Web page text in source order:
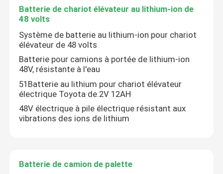
Batterie de chariot élévateur au lithium-ion de
48 volts
Système de batterie au lithium-ion pour chariot
élévateur de 48 volts
Batterie pour camions à portée de lithium-ion
48V, résistante à l'eau
51Batterie au lithium pour chariot élévateur
électrique Toyota de.2V 12AH
48V électrique à pile électrique résistant aux
vibrations des ions de lithium
Batterie de camion de palette